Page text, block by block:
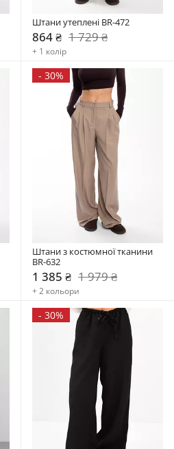
Штани утеплені BR-472
864 ₴ 1 729 ₴
+ 1 колір
- 30%
Штани з костюмної тканини
BR-632
1 385 ₴ 1 979 ₴
+ 2 кольори
- 30%